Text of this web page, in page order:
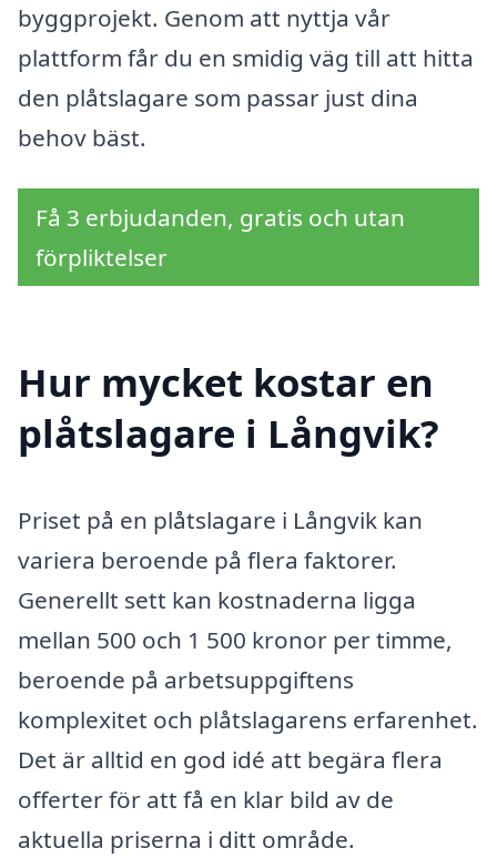
byggprojekt. Genom att nyttja vår
plattform får du en smidig väg till att hitta
den plåtslagare som passar just dina
behov bäst.
Få 3 erbjudanden, gratis och utan
förpliktelser
Hur mycket kostar en
plåtslagare i Långvik?
Priset på en plåtslagare i Långvik kan
variera beroende på flera faktorer.
Generellt sett kan kostnaderna ligga
mellan 500 och 1 500 kronor per timme,
beroende på arbetsuppgiftens
komplexitet och plåtslagarens erfarenhet.
Det är alltid en god idé att begära flera
offerter för att få en klar bild av de
aktuella priserna i ditt område.